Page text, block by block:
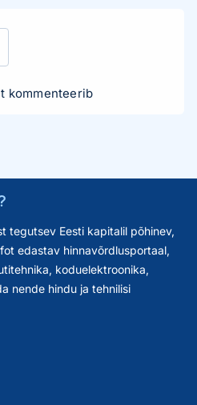
kommenteerib
tegutsev Eesti kapitalil põhinev,
edastav hinnavõrdlusportaal,
koduelektroonika,
nende hindu ja tehnilisi